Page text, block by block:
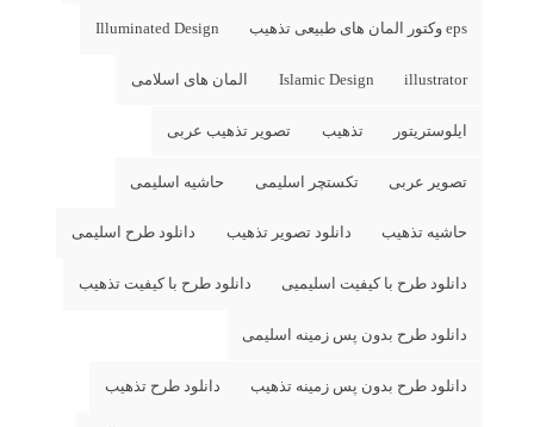
eps وکتور المان های طبیعی تذهیب Illuminated Design
illustrator
Islamic Design المان های اسلامی
ایلوستریتور تذهیب تصویر تذهیب عربی
تصویر عربی تکستچر اسلیمی حاشیه اسلیمی
حاشیه تذهیب دانلود تصویر تذهیب دانلود طرح اسلیمی
دانلود طرح با کیفیت اسلیمیی دانلود طرح با کیفیت تذهیب
دانلود طرح بدون پس زمینه اسلیمی
دانلود طرح بدون پس زمینه تذهیب دانلود طرح تذهیب